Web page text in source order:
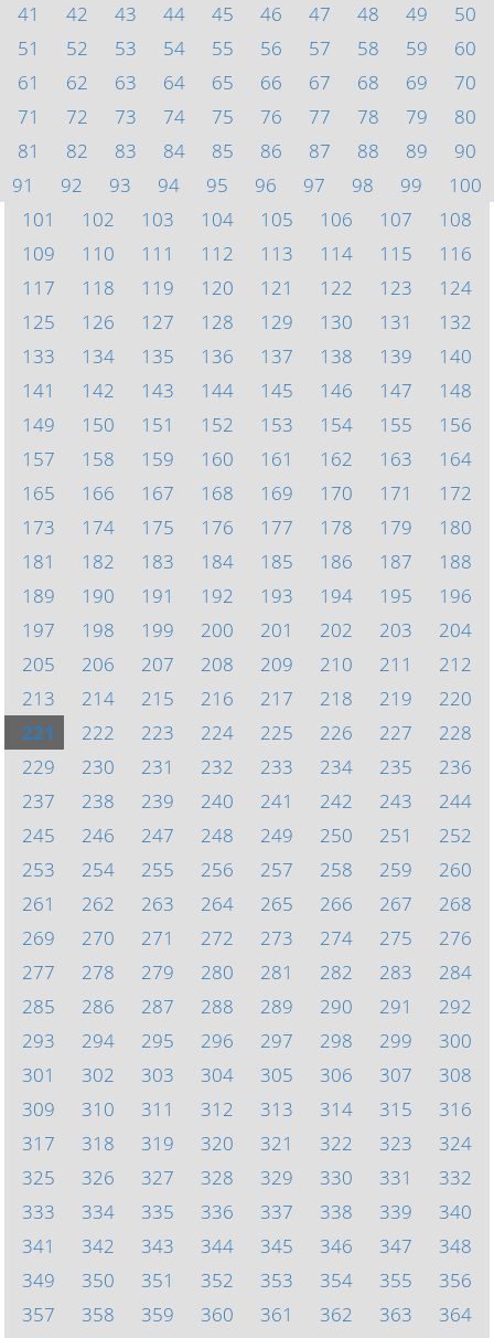
41
42 43 44 45 46 47 48 49
50
51
52 53 54 55 56 57 58 59
60
61
62 63 64 65 66 67 68 69
70
71
72 73 74 75 76 77 78 79
80
81
82 83 84 85 86 87 88 89
90
91
92 93 94 95 96 97 98 99
100
101
102 103 104 105 106 107
108
109
110 111 112 113 114 115
116
117
118 119 120 121 122 123
124
125
126 127 128 129 130 131
132
133
134 135 136 137 138 139
140
141
142 143 144 145 146 147
148
149
150 151 152 153 154 155
156
157
158 159 160 161 162 163
164
165
166 167 168 169 170 171
172
173
174 175 176 177 178 179
180
181
182 183 184 185 186 187
188
189
190 191 192 193 194 195
196
197
198 199 200 201 202 203
204
205
206 207 208 209 210 211
212
213
214 215 216 217 218 219
220
221
222 223 224 225 226 227
228
229
230 231 232 233 234 235
236
237
238 239 240 241 242 243
244
245
246 247 248 249 250 251
252
253
254 255 256 257 258 259
260
261
262 263 264 265 266 267
268
269
270 271 272 273 274 275
276
277
278 279 280 281 282 283
284
285
286 287 288 289 290 291
292
293
294 295 296 297 298 299
300
301
302 303 304 305 306 307
308
309
310 311 312 313 314 315
316
317
318 319 320 321 322 323
324
325
326 327 328 329 330 331
332
333
334 335 336 337 338 339
340
341
342 343 344 345 346 347
348
349
350 351 352 353 354 355
356
357
358 359 360 361 362 363
364